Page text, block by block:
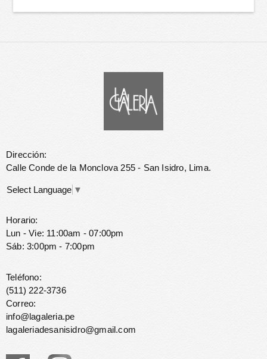
Dirección:
Calle Conde de la Monclova 255 - San Isidro, Lima.
Select Language ▼
Horario:
Lun - Vie: 11:00am - 07:00pm
Sáb: 3:00pm - 7:00pm
Teléfono:
(511) 222-3736
Correo:
info@lagaleria.pe
lagaleriadesanisidro@gmail.com